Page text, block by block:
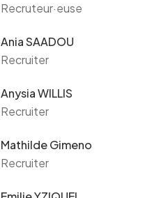
Recruteur·euse
Ania SAADOU
Recruiter
Anysia WILLIS
Recruiter
Mathilde Gimeno
Recruiter